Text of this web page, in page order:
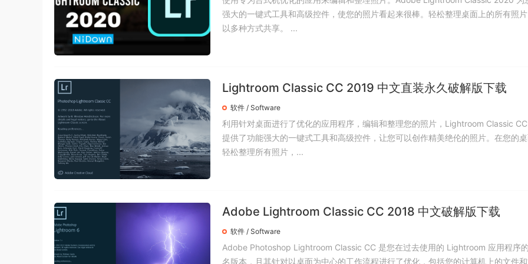
强大的一键式工具和高级控件，使您的照片看起来很棒。轻松整理桌面上的所有照片
以多种方式共享。 ...
Lightroom Classic CC 2019 中文直装永久破解版下载
软件 / Software
利用针对桌面进行了优化的应用程序，编辑和整理您的照片，Lightroom Classic
提供了功能强大的一键式工具和高级控件，让您可以创作精美绝伦的照片。在您的桌
轻松整理所有照片，...
Adobe Lightroom Classic CC 2018 中文破解版下载
软件 / Software
Adobe Photoshop Lightroom Classic CC 是您在过去使用的 Lightroom 应用程序
名版本，且其针对以桌面为中心的工作流程进行了优化，包括您的计算机上的文件和